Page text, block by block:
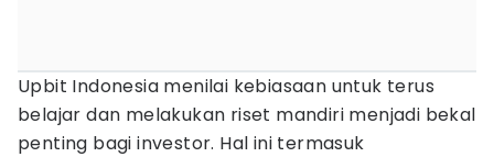
Upbit Indonesia menilai kebiasaan untuk terus
belajar dan melakukan riset mandiri menjadi bekal
penting bagi investor. Hal ini termasuk